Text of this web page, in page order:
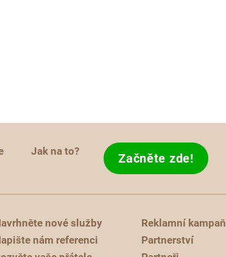
Jak na to? Začněte zde!
nové služby
nám referenci
Reklamní kampaň
Partnerství